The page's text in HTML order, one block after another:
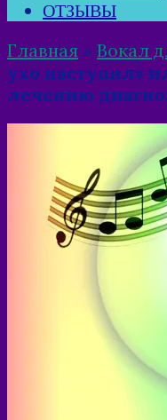
ОТЗЫВЫ
Главная » Вокал
ухо наступил»
лечению